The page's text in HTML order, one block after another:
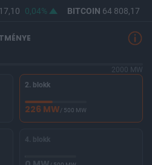
0,04% BITCOIN64 808,17
2000 MW
2. blokk
226 MW/ 500 MW
4. blokk